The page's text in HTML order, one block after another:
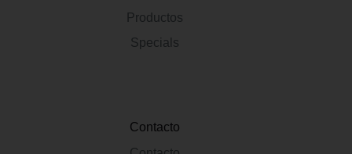
Productos
Specials
Contacto